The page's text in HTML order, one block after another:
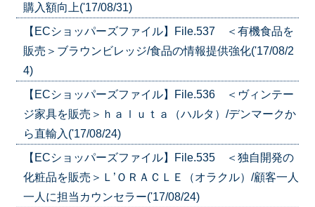
購入額向上('17/08/31)
【ECショッパーズファイル】File.537 ＜有機食品を
販売＞ブラウンビレッジ/食品の情報提供強化('17/08/2
4)
【ECショッパーズファイル】File.536 ＜ヴィンテー
ジ家具を販売＞ｈａｌｕｔａ（ハルタ）/デンマークか
ら直輸入('17/08/24)
【ECショッパーズファイル】File.535 ＜独自開発の
化粧品を販売＞Ｌ’ＯＲＡＣＬＥ（オラクル）/顧客一人
一人に担当カウンセラー('17/08/24)